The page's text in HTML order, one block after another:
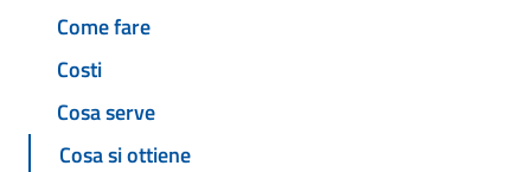
Come fare
Costi
Cosa serve
Cosa si ottiene